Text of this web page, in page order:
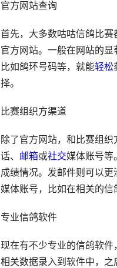
官方网站查询
首先，大多数咕咕信鸽比
官方网站。一般在网站的显
比如鸽环号码等，就能轻松
择。
比赛组织方渠道
除了官方网站，和比赛组
话、 邮箱或社交媒体账号等
成绩情况。发邮件则可以
媒体账号，比如在相关的信
专业信鸽软件
现在有不少专业的信鸽软
相关数据录入到软件中，